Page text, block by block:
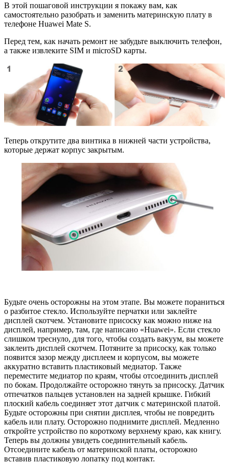
В этой пошаговой инструкции я покажу вам, как
самостоятельно разобрать и заменить материнскую плату в
телефоне Huawei Mate S.
Перед тем, как начать ремонт не забудьте выключить телефон,
а также извлеките SIM и microSD карты.
Теперь открутите два винтика в нижней части устройства,
которые держат корпус закрытым.
Будьте очень осторожны на этом этапе. Вы можете пораниться
о разбитое стекло. Используйте перчатки или заклейте
дисплей скотчем. Установите присоску как можно ниже на
дисплей, например, там, где написано «Huawei». Если стекло
слишком треснуло, для того, чтобы создать вакуум, вы можете
заклеить дисплей скотчем. Потяните за присоску, как только
появится зазор между дисплеем и корпусом, вы можете
аккуратно вставить пластиковый медиатор. Также
переместите медиатор по краям, чтобы отсоединить дисплей
по бокам. Продолжайте осторожно тянуть за присоску. Датчик
отпечатков пальцев установлен на задней крышке. Гибкий
плоский кабель соединяет этот датчик с материнской платой.
Будьте осторожны при снятии дисплея, чтобы не повредить
кабель или плату. Осторожно поднимите дисплей. Медленно
откройте устройство по короткому верхнему краю, как книгу.
Теперь вы должны увидеть соединительный кабель.
Отсоедините кабель от материнской платы, осторожно
вставив пластиковую лопатку под контакт.